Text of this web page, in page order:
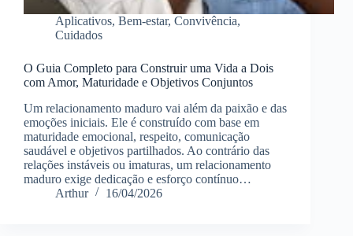
Aplicativos, Bem-estar, Convivência,
Cuidados
O Guia Completo para Construir uma Vida a Dois
com Amor, Maturidade e Objetivos Conjuntos
Um relacionamento maduro vai além da paixão e das
emoções iniciais. Ele é construído com base em
maturidade emocional, respeito, comunicação
saudável e objetivos partilhados. Ao contrário das
relações instáveis ou imaturas, um relacionamento
maduro exige dedicação e esforço contínuo…
Arthur
16/04/2026